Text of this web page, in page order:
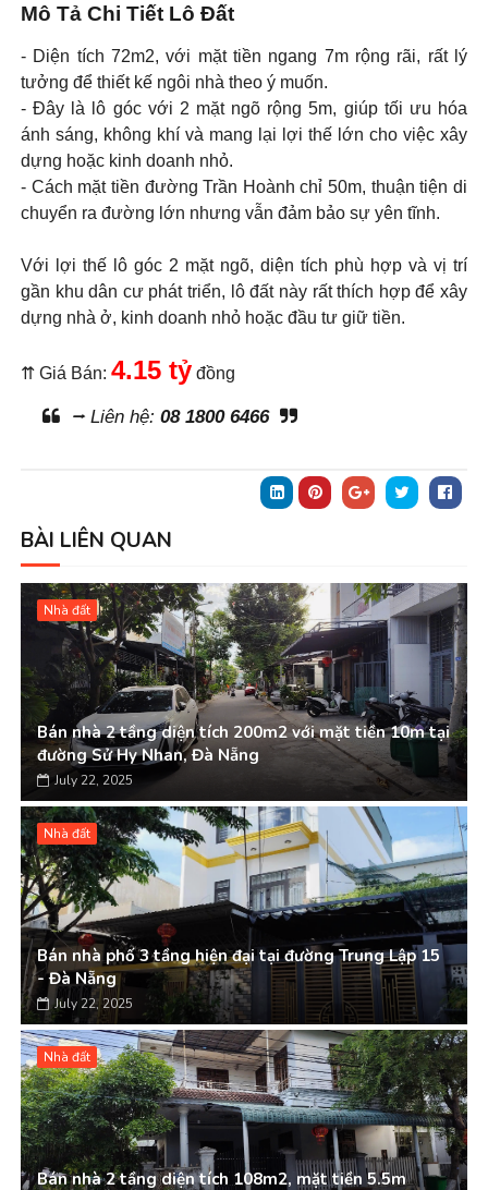
Mô Tả Chi Tiết Lô Đất
- Diện tích 72m2, với mặt tiền ngang 7m rộng rãi, rất lý
tưởng để thiết kế ngôi nhà theo ý muốn.
- Đây là lô góc với 2 mặt ngõ rộng 5m, giúp tối ưu hóa
ánh sáng, không khí và mang lại lợi thế lớn cho việc xây
dựng hoặc kinh doanh nhỏ.
- Cách mặt tiền đường Trần Hoành chỉ 50m, thuận tiện di
chuyển ra đường lớn nhưng vẫn đảm bảo sự yên tĩnh.
Với lợi thế lô góc 2 mặt ngõ, diện tích phù hợp và vị trí
gần khu dân cư phát triển, lô đất này rất thích hợp để xây
dựng nhà ở, kinh doanh nhỏ hoặc đầu tư giữ tiền.
⇈ Giá Bán: 4.15 tỷđồng
⭢ Liên hệ: 08 1800 6466
BÀI LIÊN QUAN
Nhà đất
Bán nhà 2 tầng diện tích 200m2 với mặt tiền 10m tại
đường Sử Hy Nhan, Đà Nẵng
July 22, 2025
Nhà đất
Bán nhà phố 3 tầng hiện đại tại đường Trung Lập 15
- Đà Nẵng
July 22, 2025
Nhà đất
Bán nhà 2 tầng diện tích 108m2, mặt tiền 5.5m